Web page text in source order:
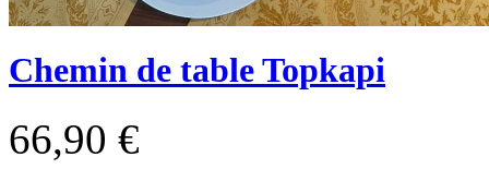
Chemin de table Topkapi
66,90 €